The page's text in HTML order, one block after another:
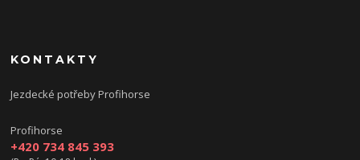
KONTAKTY
Jezdecké potřeby Profihorse
Profihorse
+420 734 845 393